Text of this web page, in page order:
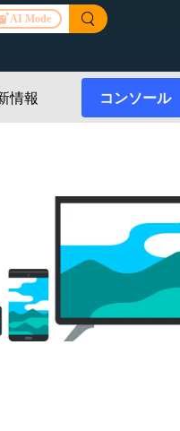
AI Mode
スマートホームスキ
Alexa Connect Kit
スマートホームスキ
情報 コンソール